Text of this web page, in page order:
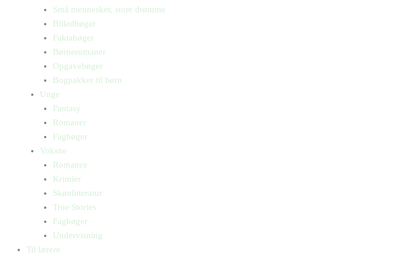
Små mennesker, store drømme
Billedbøger
Faktabøger
Børneromaner
Opgavebøger
Bogpakker til børn
Unge
Fantasy
Romaner
Fagbøger
Voksne
Romance
Krimier
Skønlitteratur
True Stories
Fagbøger
Undervisning
Til lærere